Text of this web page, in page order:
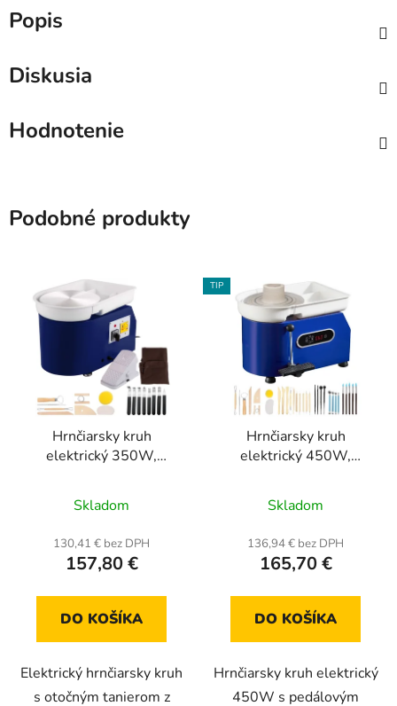
Popis
Diskusia
Hodnotenie
Podobné produkty
Hrnčiarsky kruh
elektrický 350W,
modrý
hodnotenie
produktu
je
z
Skladom
130,41 € bez DPH
157,80 €
DO KOŠÍKA
Elektrický hrnčiarsky kruh
s otočným tanierom z
TIP
Hrnčiarsky kruh
elektrický 450W,
modrý
hodnotenie
produktu
je
z
Skladom
136,94 € bez DPH
165,70 €
DO KOŠÍKA
Hrnčiarsky kruh elektrický
450W s pedálovým